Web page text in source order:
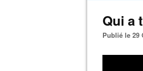
Qui a
Publié le